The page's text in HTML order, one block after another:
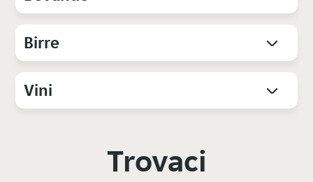
Birre
Vini
Trovaci